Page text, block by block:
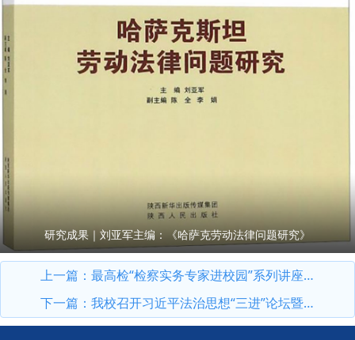
研究成果｜刘亚军主编：《哈萨克劳动法律问题研究》
上一篇： 最高检“检察实务专家进校园”系列讲座第11期开讲：最高人民检察院党组成员、副检察长苗生明作专题授课
下一篇： 我校召开习近平法治思想“三进”论坛暨法学理论专业高层次人才培养研讨会